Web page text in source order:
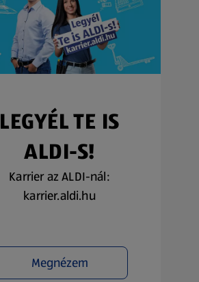
LEGYÉL TE IS
ALDI-S!
Karrier az ALDI-nál:
karrier.aldi.hu
Megnézem